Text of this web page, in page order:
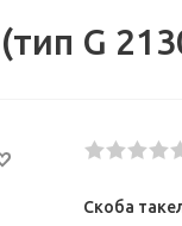
G
Скоба